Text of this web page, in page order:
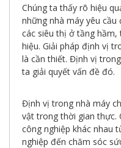
Thế
giới
số
Chúng ta thấy rõ hiệu
những nhà máy yêu
các siêu thị ở tầng hầm,
hiệu. Giải pháp định vị
là cần thiết. Định vị
ta giải quyết vấn đề đó.
Định vị trong nhà máy
vật trong thời gian thực.
công nghiệp khác nhau
nghiệp đến chăm sóc